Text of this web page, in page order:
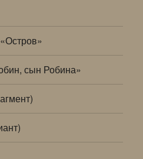
сын Робина»